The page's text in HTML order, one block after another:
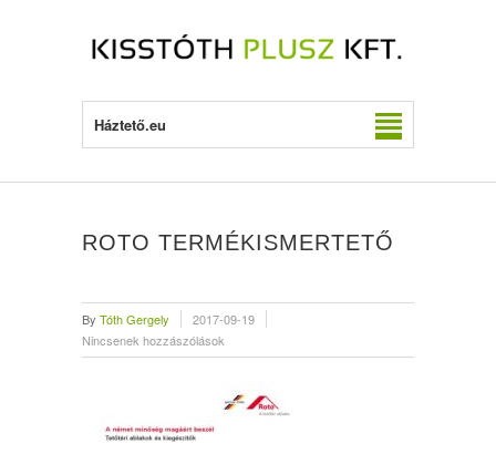
Háztető.eu
ROTO TERMÉKISMERTETŐ
By Tóth Gergely
2017-09-19
Nincsenek hozzászólások